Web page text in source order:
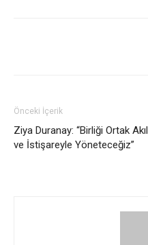
Önceki İçerik
Ziya Duranay: “Birliği Ortak Akıl
ve İstişareyle Yöneteceğiz”